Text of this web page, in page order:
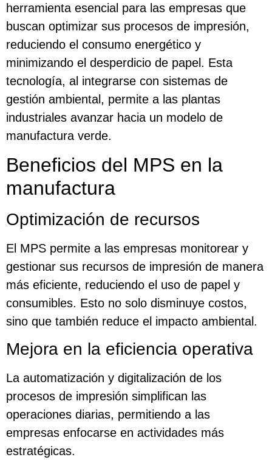
herramienta esencial para las empresas que
buscan optimizar sus procesos de impresión,
reduciendo el consumo energético y
minimizando el desperdicio de papel. Esta
tecnología, al integrarse con sistemas de
gestión ambiental, permite a las plantas
industriales avanzar hacia un modelo de
manufactura verde.
Beneficios del MPS en la
manufactura
Optimización de recursos
El MPS permite a las empresas monitorear y
gestionar sus recursos de impresión de manera
más eficiente, reduciendo el uso de papel y
consumibles. Esto no solo disminuye costos,
sino que también reduce el impacto ambiental.
Mejora en la eficiencia operativa
La automatización y digitalización de los
procesos de impresión simplifican las
operaciones diarias, permitiendo a las
empresas enfocarse en actividades más
estratégicas.